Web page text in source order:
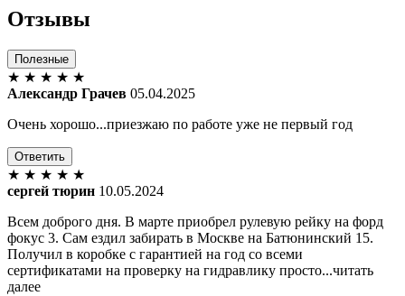
Отзывы
Полезные
★ ★ ★ ★ ★
Александр Грачев 05.04.2025
Очень хорошо...приезжаю по работе уже не первый год
Ответить
★ ★ ★ ★ ★
сергей тюрин 10.05.2024
Всем доброго дня. В марте приобрел рулевую рейку на форд
фокус 3. Сам ездил забирать в Москве на Батюнинский 15.
Получил в коробке с гарантией на год со всеми
сертификатами на проверку на гидравлику просто...читать
далее